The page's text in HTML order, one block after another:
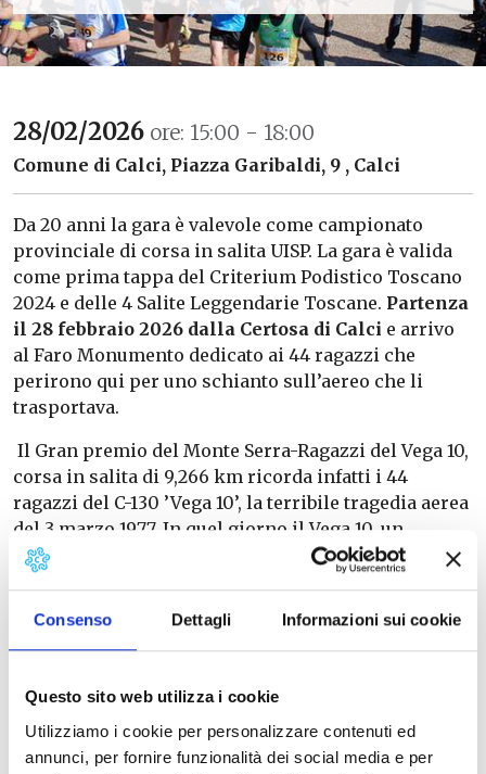
Consenso Dettagli Informazioni sui cookie
Questo sito web utilizza i cookie
Utilizziamo i cookie per personalizzare contenuti ed
annunci, per fornire funzionalità dei social media e per
28/02/2026 ore: 15:00 - 18:00
Comune di Calci, Piazza Garibaldi, 9 , Calci
Da 20 anni la gara è valevole come campionato
provinciale di corsa in salita UISP. La gara è valida
come prima tappa del Criterium Podistico Toscano
2024 e delle 4 Salite Leggendarie Toscane. Partenza
il 28 febbraio 2026 dalla Certosa di Calci e arrivo
al Faro Monumento dedicato ai 44 ragazzi che
perirono qui per uno schianto sull’aereo che li
trasportava.
Il Gran premio del Monte Serra-Ragazzi del Vega 10,
corsa in salita di 9,266 km ricorda infatti i 44
ragazzi del C-130 ’Vega 10’, la terribile tragedia aerea
del 3 marzo 1977. In quel giorno il Vega 10, un
Hercules dell’Aeronautica Militare, precipitò sul
Serra con a bordo 38 allievi dell’Accademia Navale di
dell’equipaggio.
Info: 348.7058830
info@pisarrc.it
www.pisarrc.it